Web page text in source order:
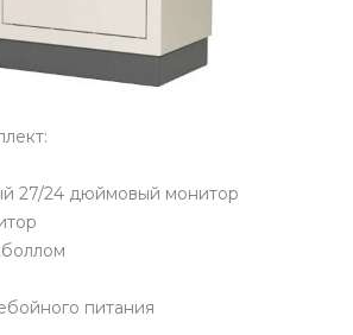
27/24 дюймовый монитор
питания